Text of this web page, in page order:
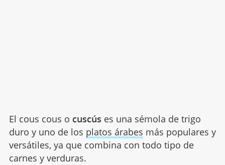
El cous cous o cuscús es una sémola de trigo
duro y uno de los platos árabes más populares y
versátiles, ya que combina con todo tipo de
carnes y verduras.